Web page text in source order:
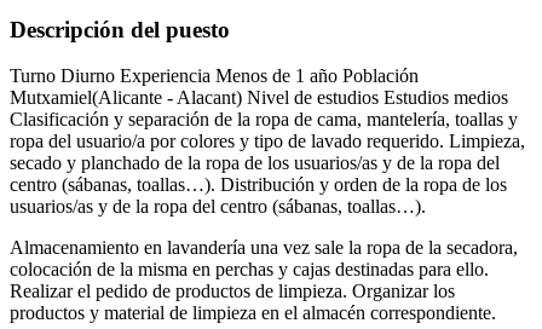
Descripción del puesto
Turno Diurno Experiencia Menos de 1 año Población
Mutxamiel(Alicante - Alacant) Nivel de estudios Estudios medios
Clasificación y separación de la ropa de cama, mantelería, toallas y
ropa del usuario/a por colores y tipo de lavado requerido. Limpieza,
secado y planchado de la ropa de los usuarios/as y de la ropa del
centro (sábanas, toallas…). Distribución y orden de la ropa de los
usuarios/as y de la ropa del centro (sábanas, toallas…).
Almacenamiento en lavandería una vez sale la ropa de la secadora,
colocación de la misma en perchas y cajas destinadas para ello.
Realizar el pedido de productos de limpieza. Organizar los
productos y material de limpieza en el almacén correspondiente.